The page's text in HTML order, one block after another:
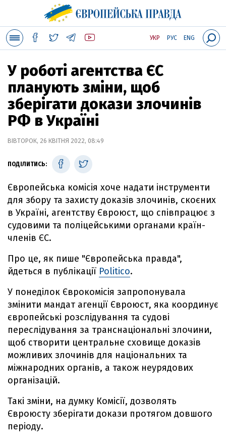
УКР РУС ENG
У роботі агентства ЄС
планують зміни, щоб
зберігати докази злочинів
РФ в Україні
ВІВТОРОК, 26 КВІТНЯ 2022, 08:49
ПОДІЛИТИСЬ:
Європейська комісія хоче надати інструменти
для збору та захисту доказів злочинів, скоєних
в Україні, агентству Євроюст, що співпрацює з
судовими та поліцейськими органами країн-
членів ЄС.
Про це, як пише "Європейська правда",
йдеться в публікації Politico.
У понеділок Єврокомісія запропонувала
змінити мандат агенції Євроюст, яка координує
європейські розслідування та судові
переслідування за транснаціональні злочини,
щоб створити центральне сховище доказів
можливих злочинів для національних та
міжнародних органів, а також неурядових
організацій.
Такі зміни, на думку Комісії, дозволять
Євроюсту зберігати докази протягом довшого
періоду.